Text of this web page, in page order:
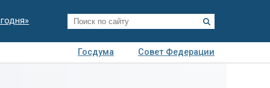
Госдума
Совет Федерации